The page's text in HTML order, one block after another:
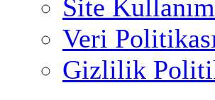
Site
Veri
Gizlilik